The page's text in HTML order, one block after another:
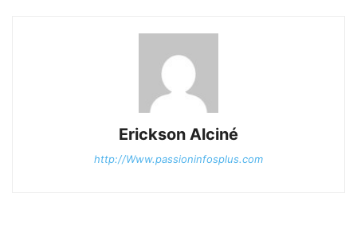
Erickson Alciné
http://Www.passioninfosplus.com